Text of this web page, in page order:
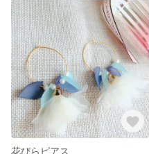
花びらピアス